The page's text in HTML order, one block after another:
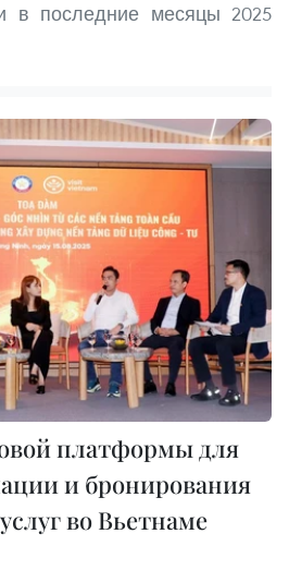
в последние месяцы 2025
платформы для
и бронирования
во Вьетнаме